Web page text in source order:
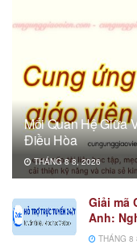
Mối Quan Hệ Giữa
Điều Hòa
THÁNG 8 8, 2026
Giải mã
Anh:
THÁNG 8